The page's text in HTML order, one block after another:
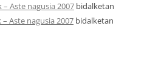
– Aste nagusia 2007 bidalketan
Aste nagusia 2007 bidalketan